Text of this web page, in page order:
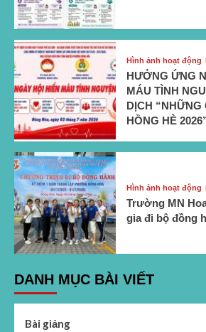
Hình ảnh hoạt động
HƯỞNG ỨNG
MÁU TÌNH
DỊCH “NHỮNG
HỒNG HÈ
Hình ảnh hoạt động
Trường MN
gia đi bộ đồng
DANH MỤC BÀI VIẾT
Bài giảng